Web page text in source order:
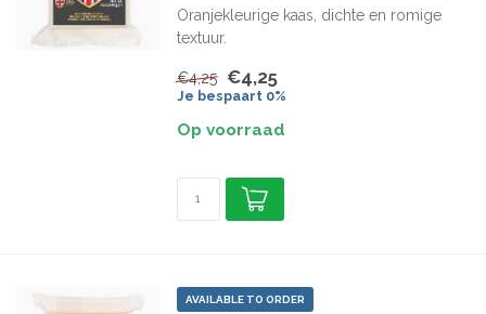
Oranjekleurige kaas, dichte en romige
textuur.
€4,25 €4,25
Je bespaart 0%
Op voorraad
AVAILABLE TO ORDER